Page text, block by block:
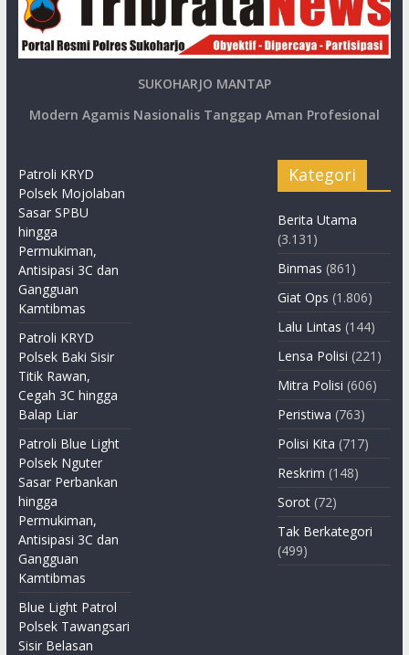
SUKOHARJO MANTAP
Modern Agamis Nasionalis Tanggap Aman Profesional
Patroli KRYD
Polsek Mojolaban
Sasar SPBU
hingga
Permukiman,
Antisipasi 3C dan
Gangguan
Kamtibmas
Patroli KRYD
Polsek Baki Sisir
Titik Rawan,
Cegah 3C hingga
Balap Liar
Patroli Blue Light
Polsek Nguter
Sasar Perbankan
hingga
Permukiman,
Antisipasi 3C dan
Gangguan
Kamtibmas
Blue Light Patrol
Polsek Tawangsari
Sisir Belasan
Kategori
Berita Utama
(3.131)
Binmas (861)
Giat Ops (1.806)
Lalu Lintas (144)
Lensa Polisi (221)
Mitra Polisi (606)
Peristiwa (763)
Polisi Kita (717)
Reskrim (148)
Sorot (72)
Tak Berkategori
(499)